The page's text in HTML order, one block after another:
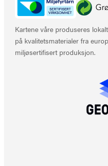
Kartene våre produseres
på kvalitetsmaterialer fra
miljøsertifisert produksjon.